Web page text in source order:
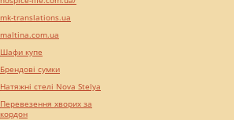
mk-translations.ua
maltina.com.ua
Шафи купе
Брендові сумки
Натяжні стелі Nova Stelya
Перевезення хворих за
кордон